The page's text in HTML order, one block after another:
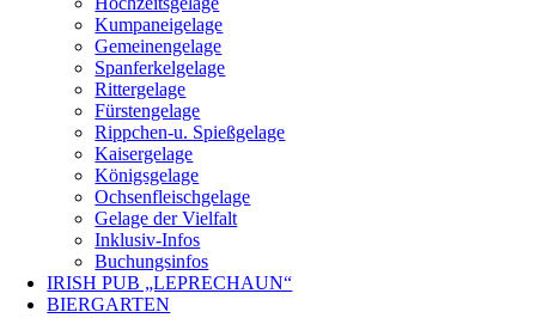
Kumpaneigelage
Gemeinengelage
Spanferkelgelage
Rittergelage
Fürstengelage
Rippchen-u. Spießgelage
Kaisergelage
Königsgelage
Ochsenfleischgelage
Gelage der Vielfalt
Inklusiv-Infos
Buchungsinfos
IRISH PUB „LEPRECHAUN“
BIERGARTEN